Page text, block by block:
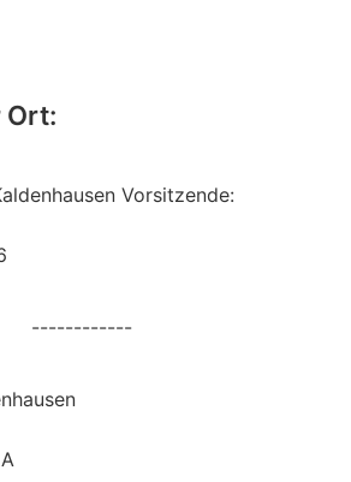
Ort:
Vorsitzende:
------------